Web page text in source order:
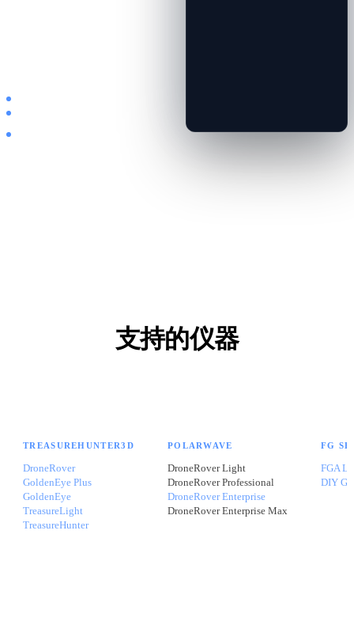
支持的仪器
TREASUREHUNTER3D
DroneRover
GoldenEye Plus
GoldenEye
TreasureLight
TreasureHunter
POLARWAVE
DroneRover Light
DroneRover Professional
DroneRover Enterprise
DroneRover Enterprise Max
FG
FGA
DIY